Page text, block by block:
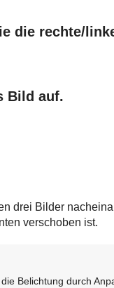
die rechte/
Bild auf.
drei Bilder
verschoben ist.
Belichtung durch